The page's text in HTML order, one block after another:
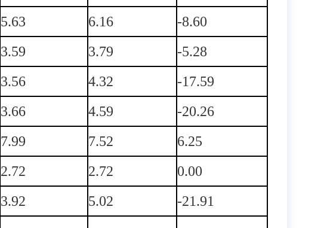
5.63 6.16
-8.60
3.59 3.79
-5.28
3.56 4.32
-17.59
3.66 4.59
-20.26
7.99 7.52
6.25
2.72 2.72
0.00
3.92 5.02
-21.91